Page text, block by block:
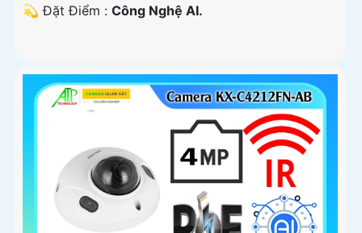
️💫 Đặt Điểm : Công Nghệ AI.